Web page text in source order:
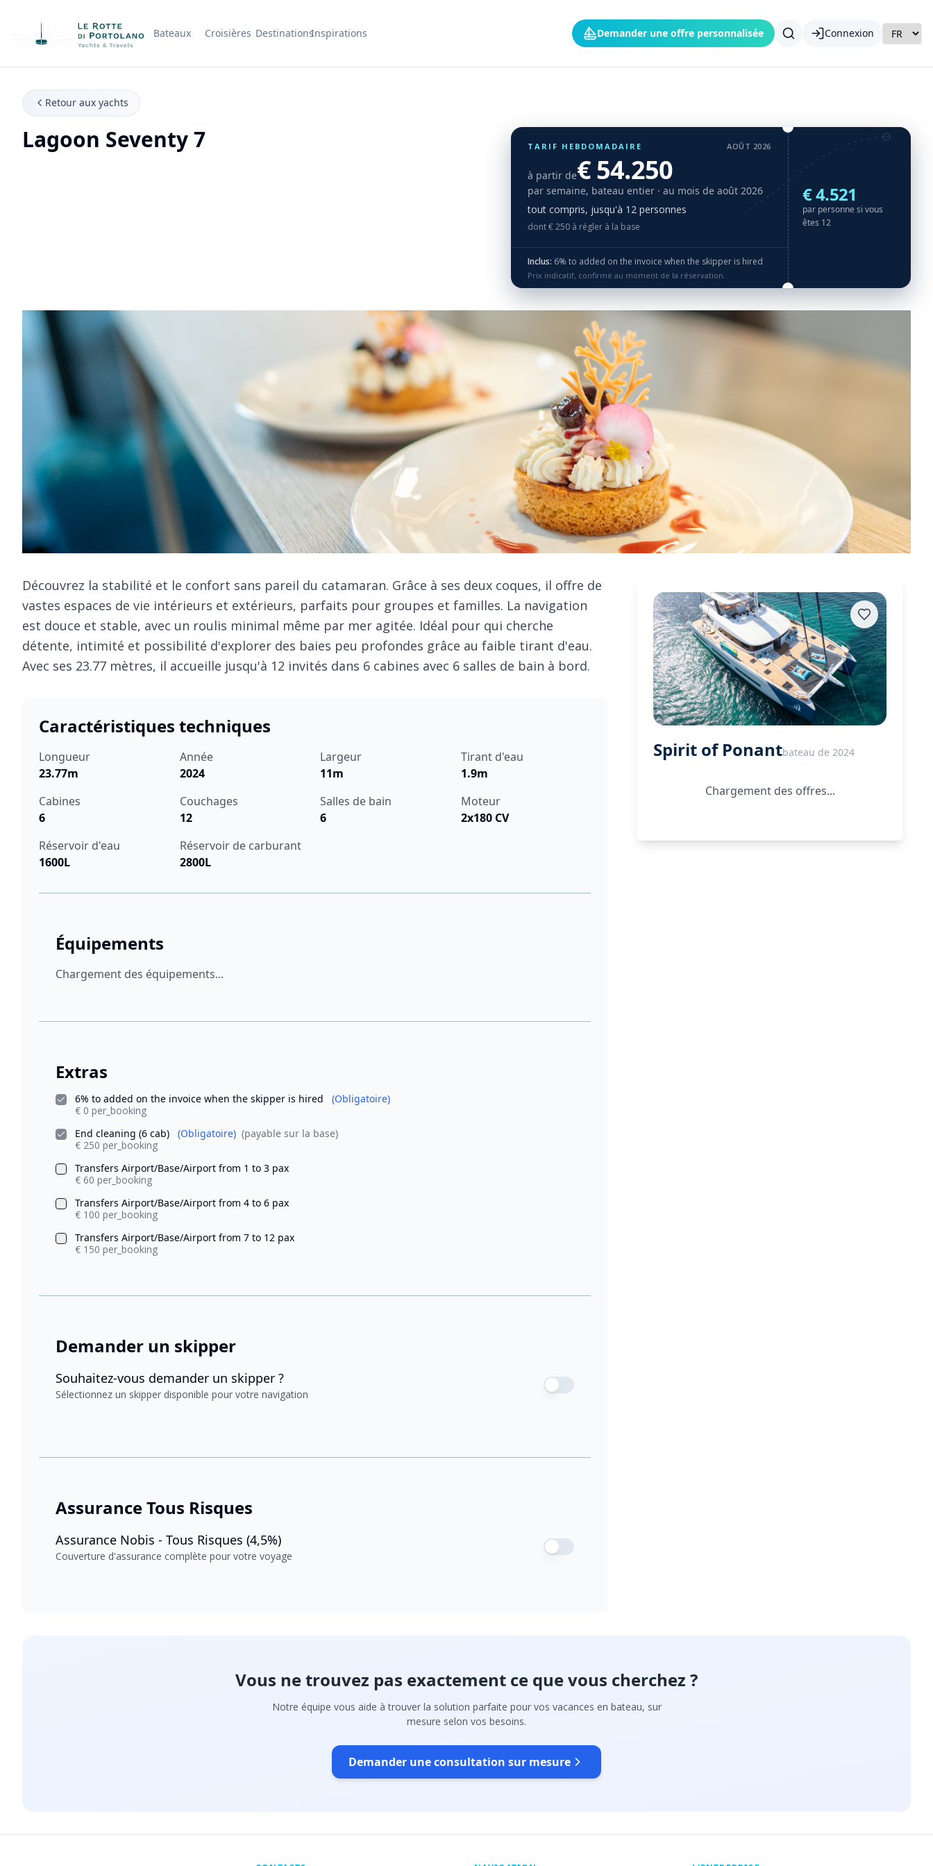
Nom de l'entreprise Bateaux Croisières DestinationsInspirations Demander une offre personnalisée Connexion
Retour aux yachts
Lagoon Seventy 7 TARIF HEBDOMADAIRE AOÛT 2026
à partir de€ 54.250
par semaine, bateau entier · au mois de août 2026
tout compris, jusqu'à 12 personnes
dont € 250 à régler à la base
Inclus: 6% to added on the invoice when the skipper is hired
Prix indicatif, confirmé au moment de la réservation.
€ 4.521
par personne si vous
êtes 12
Découvrez la stabilité et le confort sans pareil du catamaran. Grâce à ses deux coques, il offre de
vastes espaces de vie intérieurs et extérieurs, parfaits pour groupes et familles. La navigation
est douce et stable, avec un roulis minimal même par mer agitée. Idéal pour qui cherche
détente, intimité et possibilité d'explorer des baies peu profondes grâce au faible tirant d'eau.
Avec ses 23.77 mètres, il accueille jusqu'à 12 invités dans 6 cabines avec 6 salles de bain à bord.
Caractéristiques techniques
Longueur
23.77m
Année
2024
Largeur
11m
Tirant d'eau
1.9m
Cabines
6
Couchages
12
Salles de bain
6
Moteur
2x180 CV
Réservoir d'eau
1600L
Réservoir de carburant
2800L
Équipements
Chargement des équipements...
Extras
6% to added on the invoice when the skipper is hired
(Obligatoire)
€ 0 per_booking
End cleaning (6 cab)
(Obligatoire) (payable sur la base)
€ 250 per_booking
Transfers Airport/Base/Airport from 1 to 3 pax
€ 60 per_booking
Transfers Airport/Base/Airport from 4 to 6 pax
€ 100 per_booking
Transfers Airport/Base/Airport from 7 to 12 pax
€ 150 per_booking
Demander un skipper
Souhaitez-vous demander un skipper ?
Sélectionnez un skipper disponible pour votre navigation
Assurance Tous Risques
Assurance Nobis - Tous Risques (4,5%)
Couverture d'assurance complète pour votre voyage
Spirit of Ponantbateau de 2024
Chargement des offres...
Vous ne trouvez pas exactement ce que vous cherchez ?
Notre équipe vous aide à trouver la solution parfaite pour vos vacances en bateau, sur
mesure selon vos besoins.
Demander une consultation sur mesure